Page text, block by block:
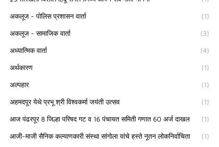
अकलूज - पोलिस प्रशासन वार्ता (1)
अकलूज - सामाजिक वार्ता (3)
अध्यात्मिक वार्ता (4)
अर्थकारण (1)
अल्पहार (1)
अहमदपूर येथे प्रभू श्री विश्वकर्मा जयंती उत्सव (1)
आज पंढरपूर 8 जिल्हा परिषद गट व 16 पंचायत समिती गणात 60 अर्ज दाखल (1)
आजी-माजी सैनिक कल्याणकारी संस्था सांगोला यांचे हस्ते नूतन लोकनिर्वाचिता (1)